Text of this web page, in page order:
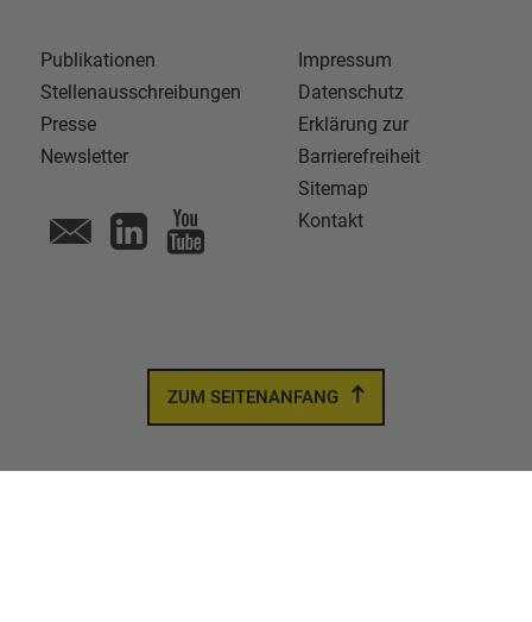
Publikationen
Stellenausschreibungen
Presse
Newsletter
Impressum
Datenschutz
Erklärung zur
Barrierefreiheit
Sitemap
Kontakt
ZUM SEITENANFANG